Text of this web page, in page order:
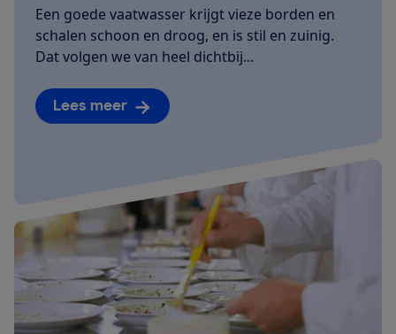
Een goede vaatwasser krijgt vieze borden en
schalen schoon en droog, en is stil en zuinig.
Dat volgen we van heel dichtbij...
Lees meer